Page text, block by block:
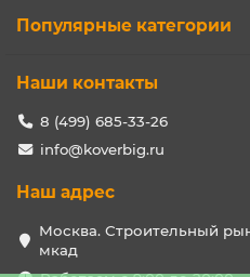
Популярные категории
Наши контакты
8 (499) 685-33-26
info@koverbig.ru
Наш адрес
Москва. Строительный
мкад